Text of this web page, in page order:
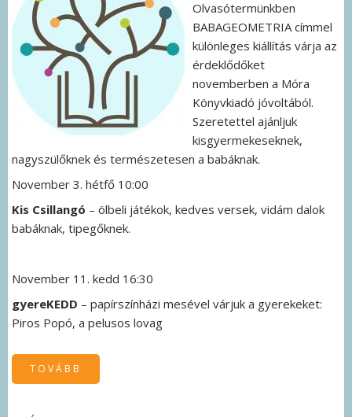
Olvasótermünkben
BABAGEOMETRIA címmel
különleges kiállítás várja az
érdeklődőket
novemberben a Móra
Könyvkiadó jóvoltából.
Szeretettel ajánljuk
kisgyermekeseknek,
nagyszülőknek és természetesen a babáknak.
November 3. hétfő 10:00
Kis Csillangó – ölbeli játékok, kedves versek, vidám dalok
babáknak, tipegőknek.
November 11. kedd 16:30
gyereKEDD – papírszínházi mesével várjuk a gyerekeket:
Piros Popó, a pelusos lovag
TOVÁBB
GYERMEKPROGRAMJAINK
)